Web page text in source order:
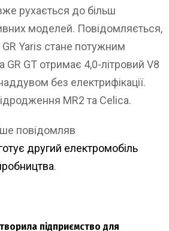
рухається до більш
моделей. Повідомляється,
Yaris стане потужним
GR GT отримає 4,0-літровий V8
без електрифікації.
MR2 та Celica.
повідомляв
другий електромобіль
.
підприємство для